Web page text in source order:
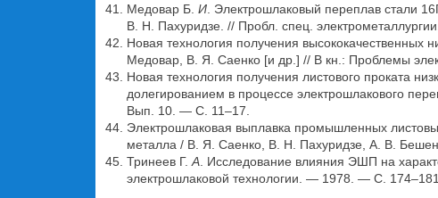
Медовар Б. И . Электрошлаковый переплав стали
В. Н. Пахуридзе. // Пробл. спец.
Новая технология получения
Медовар, В. Я. Саенко [и др.] // В кн.: Проблемы
Новая технология получения листового проката
долегированием в процессе электрошлакового
Вып. 10. — С. 11–17.
Электрошлаковая выплавка промышленных
металла / В. Я. Саенко, В. Н. Пахуридзе, А. В.
Тринеев Г. А . Исследование влияния ЭШП на
электрошлаковой технологии. — 1978. — С. 174–181.